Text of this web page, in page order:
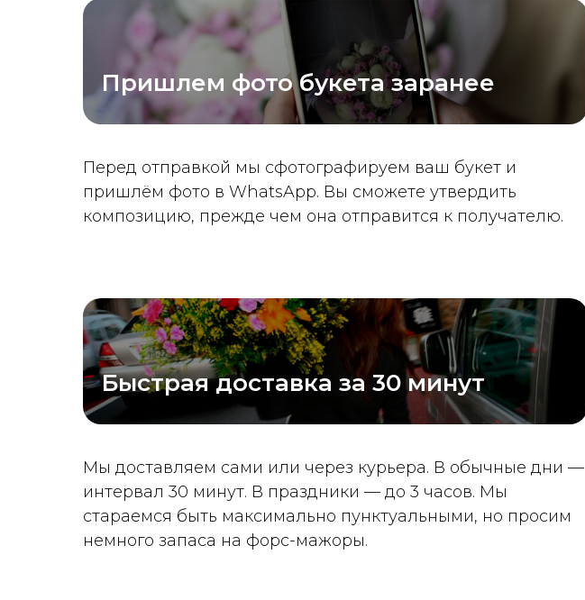
Пришлем фото букета заранее
Перед отправкой мы сфотографируем ваш букет и
пришлём фото в WhatsApp. Вы сможете утвердить
композицию, прежде чем она отправится к получателю.
Быстрая доставка за 30 минут
Мы доставляем сами или через курьера. В обычные дни —
интервал 30 минут. В праздники — до 3 часов. Мы
стараемся быть максимально пунктуальными, но просим
немного запаса на форс-мажоры.